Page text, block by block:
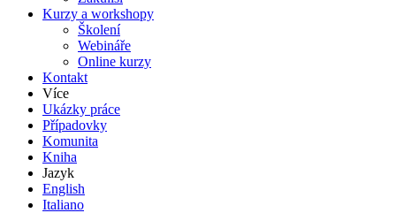
Kurzy a workshopy
Školení
Webináře
Online kurzy
Kontakt
Více
Ukázky práce
Případovky
Komunita
Kniha
Jazyk
English
Italiano